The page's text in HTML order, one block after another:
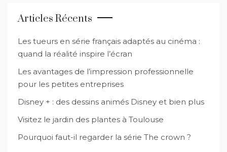
Articles Récents
Les tueurs en série français adaptés au cinéma :
quand la réalité inspire l’écran
Les avantages de l’impression professionnelle
pour les petites entreprises
Disney + : des dessins animés Disney et bien plus
Visitez le jardin des plantes à Toulouse
Pourquoi faut-il regarder la série The crown ?